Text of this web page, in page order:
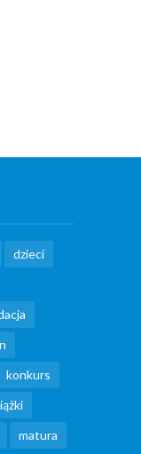
dzieci
konkurs
matura